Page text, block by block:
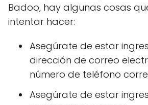
Badoo, hay algunas cosas
intentar hacer:
Asegúrate de estar
dirección de correo
número de teléfono
Asegúrate de estar